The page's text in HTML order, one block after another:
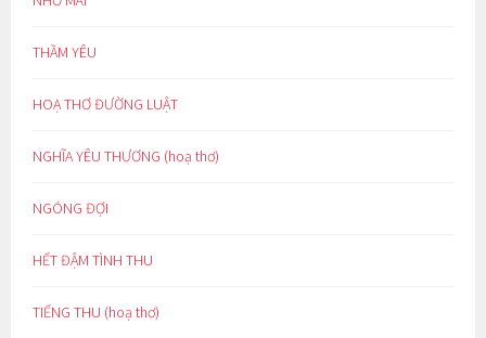
THẦM YÊU
HOẠ THƠ ĐƯỜNG LUẬT
NGHĨA YÊU THƯƠNG (hoạ thơ)
NGÓNG ĐỢI
HẾT ĐẬM TÌNH THU
TIẾNG THU (hoạ thơ)